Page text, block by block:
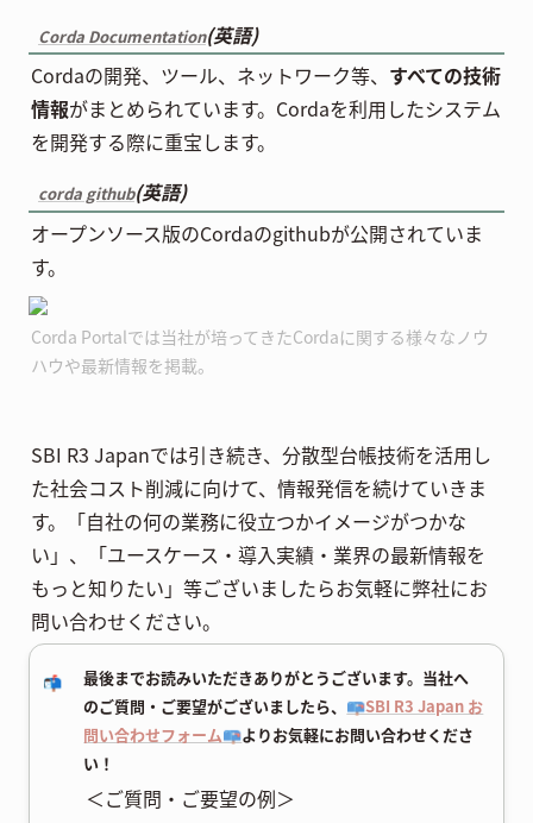
Corda Documentation(英語)
Cordaの開発、ツール、ネットワーク等、 すべての技術
情報がまとめられています。Cordaを利用したシステム
を開発する際に重宝します。
corda github(英語)
オープンソース版のCordaのgithubが公開されていま
す。
Corda Portalでは当社が培ってきたCordaに関する様々なノウ
ハウや最新情報を掲載。
SBI R3 Japanでは引き続き、分散型台帳技術を活用し
た社会コスト削減に向けて、情報発信を続けていきま
す。「自社の何の業務に役立つかイメージがつかな
い」、「ユースケース・導入実績・業界の最新情報を
もっと知りたい」等ございましたらお気軽に弊社にお
問い合わせください。
📬
最後までお読みいただきありがとうございます。当社へ
のご質問・ご要望がございましたら、 📪SBI R3 Japan お
問い合わせフォーム📪よりお気軽にお問い合わせくださ
い！
＜ご質問・ご要望の例＞